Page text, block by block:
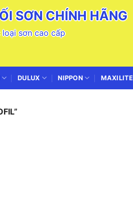
SƠN CHÍNH HÃNG
loại sơn cao cấp
DULUX NIPPON MAXILITE